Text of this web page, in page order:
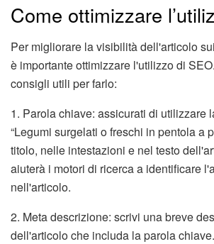
Come ottimizzare
Per migliorare la visibilità dell'articolo
è importante ottimizzare l'utilizzo di
consigli utili per farlo:
1. Parola chiave: assicurati di utilizzare
“Legumi surgelati o freschi in pentola a
titolo, nelle intestazioni e nel testo
aiuterà i motori di ricerca a identificare
nell'articolo.
2. Meta descrizione: scrivi una breve
dell'articolo che includa la parola